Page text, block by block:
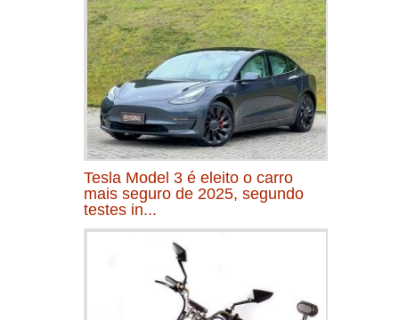
Tesla Model 3 é eleito o carro
mais seguro de 2025, segundo
testes in...